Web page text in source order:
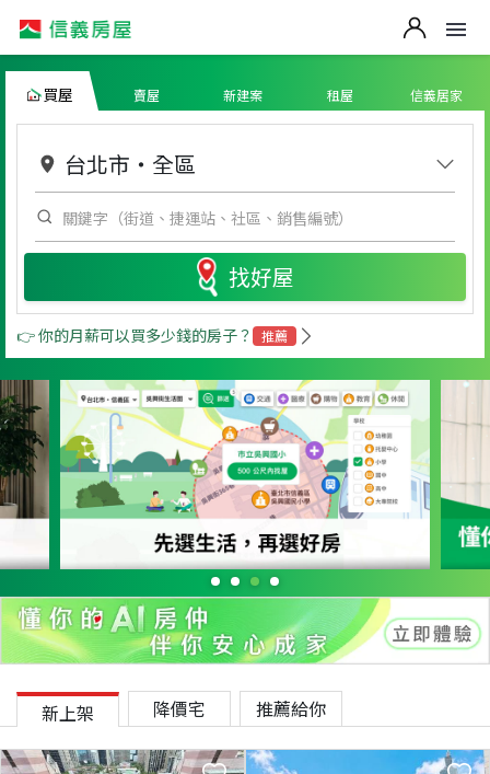
買屋 賣屋 新建案 租屋 信義居家
台北市 ・ 全區
找好屋
👉 你的月薪可以買多少錢的房子？ 推薦
新上架 降價宅 推薦給你